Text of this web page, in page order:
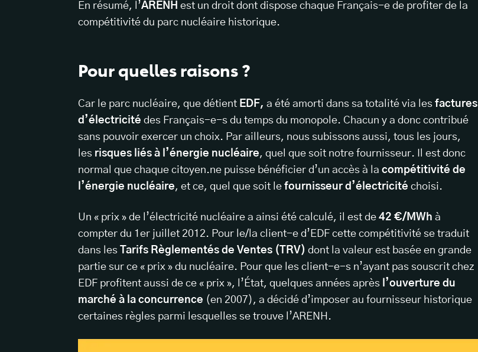
En résumé, l’ARENH est un droit dont dispose chaque Français-e de profiter de la
compétitivité du parc nucléaire historique.
Pour quelles raisons ?
Car le parc nucléaire, que détient EDF, a été amorti dans sa totalité via les factures
d’électricité des Français-e-s du temps du monopole. Chacun y a donc contribué
sans pouvoir exercer un choix. Par ailleurs, nous subissons aussi, tous les jours,
les risques liés à l’énergie nucléaire, quel que soit notre fournisseur. Il est donc
normal que chaque citoyen.ne puisse bénéficier d’un accès à la compétitivité de
l’énergie nucléaire, et ce, quel que soit le fournisseur d’électricité choisi.
Un « prix » de l’électricité nucléaire a ainsi été calculé, il est de 42 €/MWh à
compter du 1er juillet 2012. Pour le/la client-e d’EDF cette compétitivité se traduit
dans les
Tarifs Règlementés de Ventes (TRV) dont la valeur est basée en grande
partie sur ce « prix » du nucléaire. Pour que les client-e-s n’ayant pas souscrit chez
EDF profitent aussi de ce « prix », l’État, quelques années après l’ouverture du
marché à la concurrence (en 2007), a décidé d’imposer au fournisseur historique
certaines règles parmi lesquelles se trouve l’ARENH.